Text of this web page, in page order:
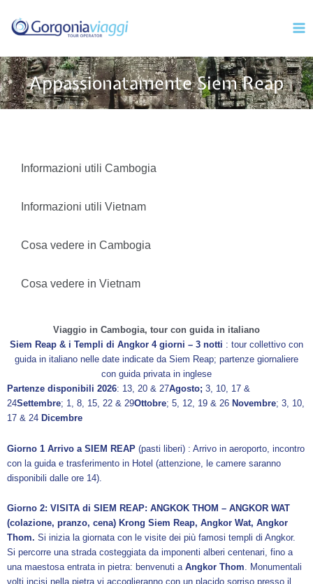
contenuto
Appassionatamente Siem Reap
Informazioni utili Cambogia
Informazioni utili Vietnam
Cosa vedere in Cambogia
Cosa vedere in Vietnam
Viaggio in Cambogia, tour con guida in italiano
Siem Reap & i Templi di Angkor 4 giorni – 3 notti : tour collettivo con
guida in italiano nelle date indicate da Siem Reap; partenze giornaliere
con guida privata in inglese
Partenze disponibili 2026: 13, 20 & 27Agosto; 3, 10, 17 &
24Settembre; 1, 8, 15, 22 & 29Ottobre; 5, 12, 19 & 26 Novembre; 3, 10,
17 & 24 Dicembre
Giorno 1 Arrivo a SIEM REAP (pasti liberi) : Arrivo in aeroporto, incontro
con la guida e trasferimento in Hotel (attenzione, le camere saranno
disponibili dalle ore 14).
Giorno 2: VISITA di SIEM REAP: ANGKOK THOM – ANGKOR WAT
(colazione, pranzo, cena) Krong Siem Reap, Angkor Wat, Angkor
Thom. Si inizia la giornata con le visite dei più famosi templi di Angkor.
Si percorre una strada costeggiata da imponenti alberi centenari, fino a
una maestosa entrata in pietra: benvenuti a Angkor Thom. Monumentali
volti incisi nella pietra vi accoglieranno con un placido sorriso presso il